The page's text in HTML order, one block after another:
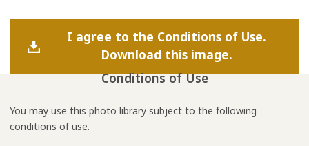
I agree to the Conditions of Use.
Download this image.
Conditions of Use
You may use this photo library subject to the following
conditions of use.